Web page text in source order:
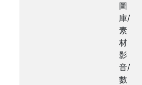
圖
庫/
素
材
影
音/
數